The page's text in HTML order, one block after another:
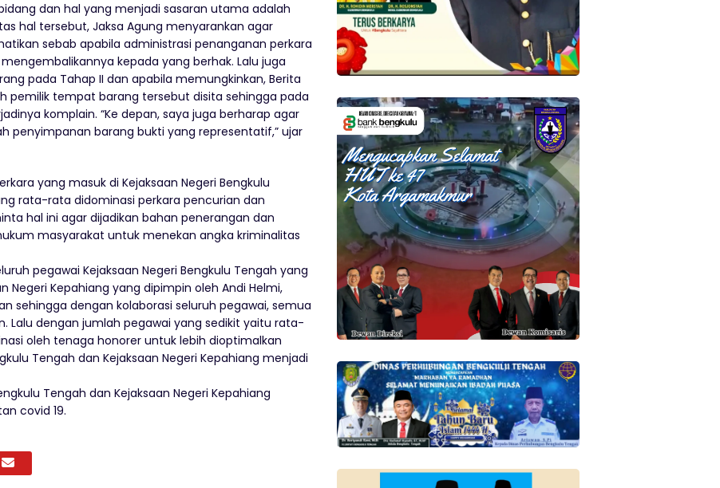
dan hal yang menjadi sasaran utama adalah
hal tersebut, Jaksa Agung menyarankan agar
sebab apabila administrasi penanganan perkara
kepada yang berhak. Lalu juga
pada Tahap II dan apabila memungkinkan, Berita
pemilik tempat barang tersebut disita sehingga pada
komplain. “Ke depan, saya juga berharap agar
penyimpanan barang bukti yang representatif,” ujar
yang masuk di Kejaksaan Negeri Bengkulu
rata-rata didominasi perkara pencurian dan
hal ini agar dijadikan bahan penerangan dan
masyarakat untuk menekan angka kriminalitas
pegawai Kejaksaan Negeri Bengkulu Tengah yang
Negeri Kepahiang yang dipimpin oleh Andi Helmi,
sehingga dengan kolaborasi seluruh pegawai, semua
Lalu dengan jumlah pegawai yang sedikit yaitu rata-
oleh tenaga honorer untuk lebih dioptimalkan
Tengah dan Kejaksaan Negeri Kepahiang menjadi
Tengah dan Kejaksaan Negeri Kepahiang
covid 19.